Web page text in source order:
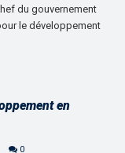
du gouvernement
le développement
en
0